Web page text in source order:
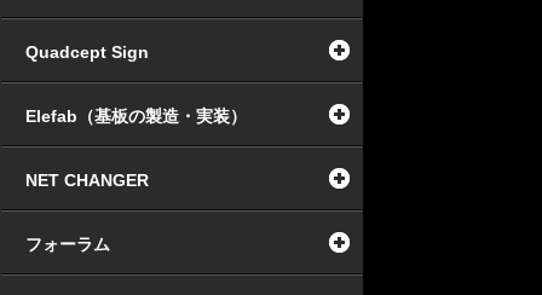
Quadcept Sign
Elefab（基板の製造・実装）
NET CHANGER
フォーラム